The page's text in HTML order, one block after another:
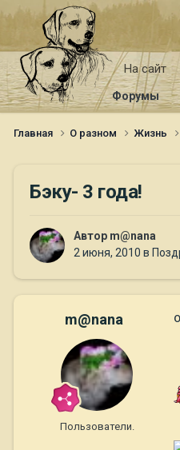
На сайт
Форумы
Главная О разном Жизнь
Бэку- 3 года!
Автор m@nana
2 июня, 2010 в
m@nana
Пользователи.